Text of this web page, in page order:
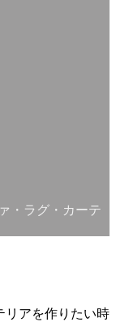
・ラグ・カーテ
リアを作りたい時